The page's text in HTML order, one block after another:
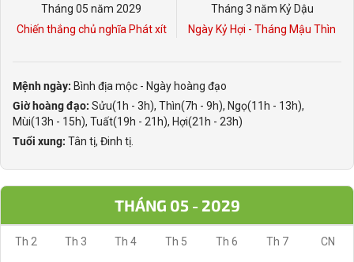
Tháng 05 năm 2029
Chiến thắng chủ nghĩa Phát xít
Tháng 3 năm Kỷ Dậu
Ngày Kỷ Hợi - Tháng Mậu Thìn
Mệnh ngày: Bình địa mộc - Ngày hoàng đạo
Giờ hoàng đạo: Sửu(1h - 3h), Thìn(7h - 9h), Ngọ(11h - 13h),
Mùi(13h - 15h), Tuất(19h - 21h), Hợi(21h - 23h)
Tuổi xung: Tân tị, Đinh tị.
THÁNG 05 - 2029
Th 2 Th 3 Th 4 Th 5 Th 6 Th 7 CN